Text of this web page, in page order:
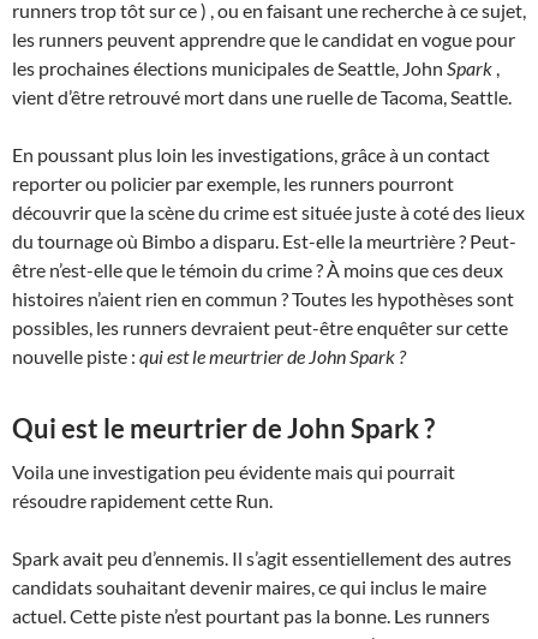
runners trop tôt sur ce ) , ou en faisant une recherche à ce sujet,
les runners peuvent apprendre que le candidat en vogue pour
les prochaines élections municipales de Seattle, John Spark ,
vient d’être retrouvé mort dans une ruelle de Tacoma, Seattle.
En poussant plus loin les investigations, grâce à un contact
reporter ou policier par exemple, les runners pourront
découvrir que la scène du crime est située juste à coté des lieux
du tournage où Bimbo a disparu. Est-elle la meurtrière ? Peut-
être n’est-elle que le témoin du crime ? À moins que ces deux
histoires n’aient rien en commun ? Toutes les hypothèses sont
possibles, les runners devraient peut-être enquêter sur cette
nouvelle piste : qui est le meurtrier de John Spark ?
Qui est le meurtrier de John Spark ?
Voila une investigation peu évidente mais qui pourrait
résoudre rapidement cette Run.
Spark avait peu d’ennemis. Il s’agit essentiellement des autres
candidats souhaitant devenir maires, ce qui inclus le maire
actuel. Cette piste n’est pourtant pas la bonne. Les runners